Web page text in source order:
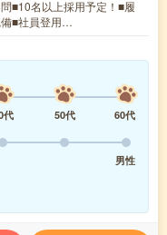
■10名以上採用予定！■履
備■社員登用…
代 50代
60代
男性